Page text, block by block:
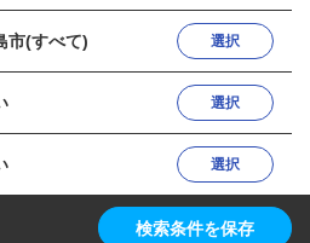
市(すべて) 選択
選択
選択
検索条件を保存